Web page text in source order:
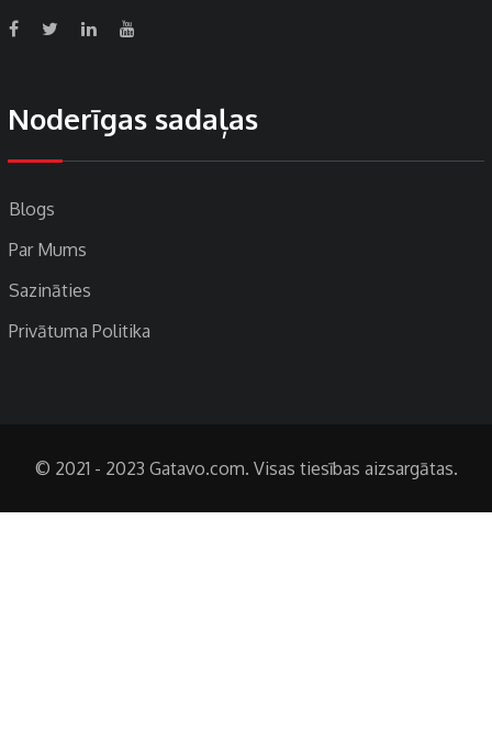
Noderīgas sadaļas
Blogs
Par Mums
Sazināties
Privātuma Politika
© 2021 - 2023 Gatavo.com. Visas tiesības aizsargātas.